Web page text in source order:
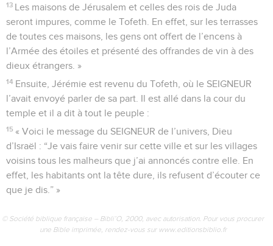
13 Les maisons de Jérusalem et celles des rois de Juda
seront impures, comme le Tofeth. En effet, sur les terrasses
de toutes ces maisons, les gens ont offert de l’encens à
l’Armée des étoiles et présenté des offrandes de vin à des
dieux étrangers. »
14 Ensuite, Jérémie est revenu du Tofeth, où le SEIGNEUR
l’avait envoyé parler de sa part. Il est allé dans la cour du
temple et il a dit à tout le peuple :
15 « Voici le message du SEIGNEUR de l’univers, Dieu
d’Israël : “Je vais faire venir sur cette ville et sur les villages
voisins tous les malheurs que j’ai annoncés contre elle. En
effet, les habitants ont la tête dure, ils refusent d’écouter ce
que je dis.” »
© Société biblique française – Bibli’O, 2000, avec autorisation. Pour vous procurer
une Bible imprimée, rendez-vous sur www.editionsbiblio.fr